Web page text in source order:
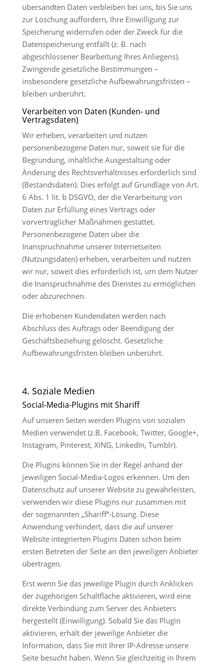
übersandten Daten verbleiben bei uns, bis Sie uns
zur Löschung auffordern, Ihre Einwilligung zur
Speicherung widerrufen oder der Zweck für die
Datenspeicherung entfällt (z. B. nach
abgeschlossener Bearbeitung Ihres Anliegens).
Zwingende gesetzliche Bestimmungen –
insbesondere gesetzliche Aufbewahrungsfristen –
bleiben unberührt.
Verarbeiten von Daten (Kunden- und
Vertragsdaten)
Wir erheben, verarbeiten und nutzen
personenbezogene Daten nur, soweit sie für die
Begründung, inhaltliche Ausgestaltung oder
Änderung des Rechtsverhältnisses erforderlich sind
(Bestandsdaten). Dies erfolgt auf Grundlage von Art.
6 Abs. 1 lit. b DSGVO, der die Verarbeitung von
Daten zur Erfüllung eines Vertrags oder
vorvertraglicher Maßnahmen gestattet.
Personenbezogene Daten über die
Inanspruchnahme unserer Internetseiten
(Nutzungsdaten) erheben, verarbeiten und nutzen
wir nur, soweit dies erforderlich ist, um dem Nutzer
die Inanspruchnahme des Dienstes zu ermöglichen
oder abzurechnen.
Die erhobenen Kundendaten werden nach
Abschluss des Auftrags oder Beendigung der
Geschäftsbeziehung gelöscht. Gesetzliche
Aufbewahrungsfristen bleiben unberührt.
4. Soziale Medien
Social-Media-Plugins mit Shariff
Auf unseren Seiten werden Plugins von sozialen
Medien verwendet (z.B. Facebook, Twitter, Google+,
Instagram, Pinterest, XING, LinkedIn, Tumblr).
Die Plugins können Sie in der Regel anhand der
jeweiligen Social-Media-Logos erkennen. Um den
Datenschutz auf unserer Website zu gewährleisten,
verwenden wir diese Plugins nur zusammen mit
der sogenannten „Shariff“-Lösung. Diese
Anwendung verhindert, dass die auf unserer
Website integrierten Plugins Daten schon beim
ersten Betreten der Seite an den jeweiligen Anbieter
übertragen.
Erst wenn Sie das jeweilige Plugin durch Anklicken
der zugehörigen Schaltfläche aktivieren, wird eine
direkte Verbindung zum Server des Anbieters
hergestellt (Einwilligung). Sobald Sie das Plugin
aktivieren, erhält der jeweilige Anbieter die
Information, dass Sie mit Ihrer IP-Adresse unsere
Seite besucht haben. Wenn Sie gleichzeitig in Ihrem